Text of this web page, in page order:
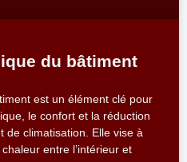
du bâtiment
est un élément clé pour
le confort et la réduction
de climatisation. Elle vise à
entre l’intérieur et